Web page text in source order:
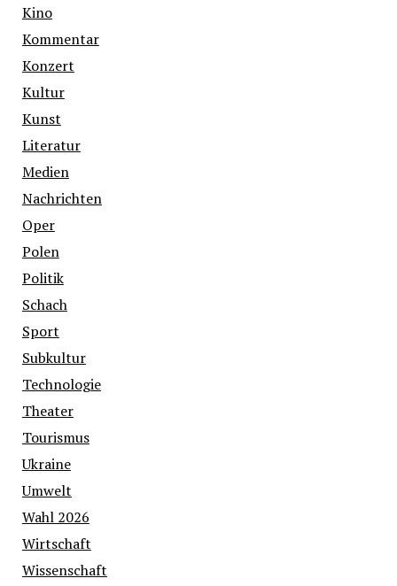
Kino
Kommentar
Konzert
Kultur
Kunst
Literatur
Medien
Nachrichten
Oper
Polen
Politik
Schach
Sport
Subkultur
Technologie
Theater
Tourismus
Ukraine
Umwelt
Wahl 2026
Wirtschaft
Wissenschaft